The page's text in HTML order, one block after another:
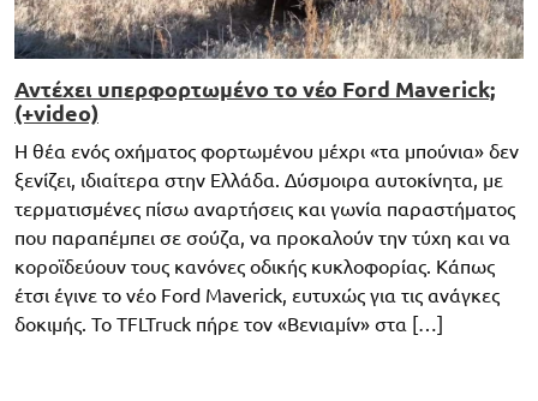
Αντέχει υπερφορτωμένο το νέο Ford Maverick;
(+video)
Η θέα ενός οχήματος φορτωμένου μέχρι «τα μπούνια» δεν
ξενίζει, ιδιαίτερα στην Ελλάδα. Δύσμοιρα αυτοκίνητα, με
τερματισμένες πίσω αναρτήσεις και γωνία παραστήματος
που παραπέμπει σε σούζα, να προκαλούν την τύχη και να
κοροϊδεύουν τους κανόνες οδικής κυκλοφορίας. Κάπως
έτσι έγινε το νέο Ford Maverick, ευτυχώς για τις ανάγκες
δοκιμής. Το TFLTruck πήρε τον «Βενιαμίν» στα […]